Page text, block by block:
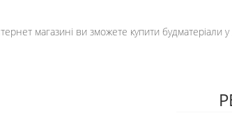
магазині ви зможете купити будматеріали